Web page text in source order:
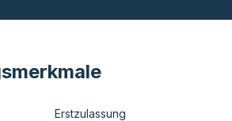
Erstzulassung